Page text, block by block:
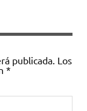
publicada. Los
*